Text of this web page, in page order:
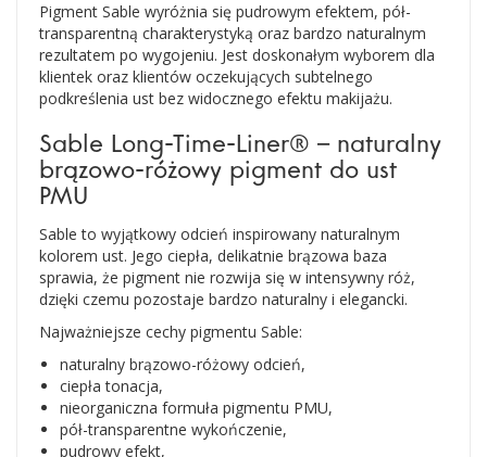
Pigment Sable wyróżnia się pudrowym efektem, pół-
transparentną charakterystyką oraz bardzo naturalnym
rezultatem po wygojeniu. Jest doskonałym wyborem dla
klientek oraz klientów oczekujących subtelnego
podkreślenia ust bez widocznego efektu makijażu.
Sable Long-Time-Liner® – naturalny
brązowo-różowy pigment do ust
PMU
Sable to wyjątkowy odcień inspirowany naturalnym
kolorem ust. Jego ciepła, delikatnie brązowa baza
sprawia, że pigment nie rozwija się w intensywny róż,
dzięki czemu pozostaje bardzo naturalny i elegancki.
Najważniejsze cechy pigmentu Sable:
naturalny brązowo-różowy odcień,
ciepła tonacja,
nieorganiczna formuła pigmentu PMU,
pół-transparentne wykończenie,
pudrowy efekt,